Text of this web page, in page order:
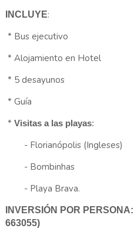
INCLUYE:
* Bus ejecutivo
* Alojamiento en Hotel
* 5 desayunos
* Guía
* Visitas a las playas:
- Florianópolis (Ingleses)
- Bombinhas
- Playa Brava.
INVERSIÓN POR
663055)